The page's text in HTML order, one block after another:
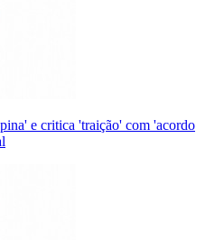
e critica 'traição' com 'acordo